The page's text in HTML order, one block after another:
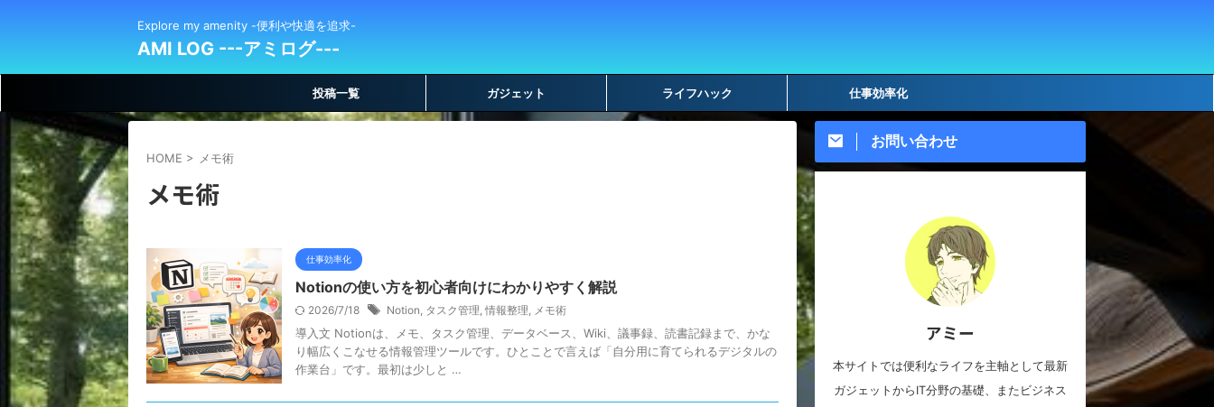
Explore my amenity -便利や快適を追求-
AMI LOG ---アミログ---
投稿一覧 ガジェット ライフハック 仕事効率化
HOME > メモ術
メモ術
仕事効率化
Notionの使い方を初心者向けにわかりやすく解説
2026/7/18 Notion, タスク管理, 情報整理, メモ術
導入文 Notionは、メモ、タスク管理、データベース、Wiki、議事録、読書記録まで、かな
り幅広くこなせる情報管理ツールです。ひとことで言えば「自分用に育てられるデジタルの
作業台」です。最初は少しと …
お問い合わせ
アミー
本サイトでは便利なライフを主軸として最新
ガジェットからIT分野の基礎、またビジネス